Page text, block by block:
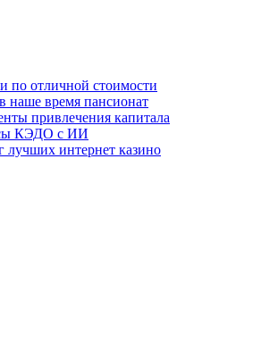
по отличной стоимости
наше время пансионат
привлечения капитала
КЭДО с ИИ
интернет казино